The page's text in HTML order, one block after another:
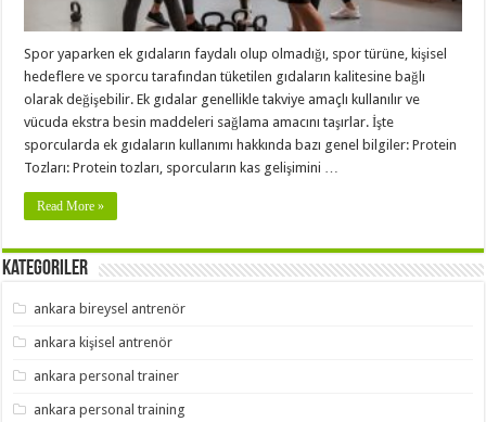
Spor yaparken ek gıdaların faydalı olup olmadığı, spor türüne, kişisel
hedeflere ve sporcu tarafından tüketilen gıdaların kalitesine bağlı
olarak değişebilir. Ek gıdalar genellikle takviye amaçlı kullanılır ve
vücuda ekstra besin maddeleri sağlama amacını taşırlar. İşte
sporcularda ek gıdaların kullanımı hakkında bazı genel bilgiler: Protein
Tozları: Protein tozları, sporcuların kas gelişimini …
Read More »
Kategoriler
ankara bireysel antrenör
ankara kişisel antrenör
ankara personal trainer
ankara personal training